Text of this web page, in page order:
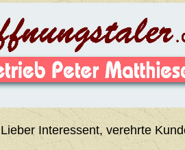
Lieber Interessent, verehrte